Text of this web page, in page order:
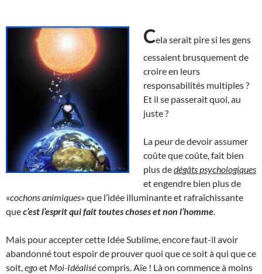
Cela serait pire si les gens
cessaient brusquement de
croire en leurs
responsabilités multiples ?
Et il se passerait quoi, au
juste ?
La peur de devoir assumer
coûte que coûte, fait bien
plus dedégâts psychologiques
et engendre bien plus de
«cochons animiques» que l’idée illuminante et rafraîchissante
quec’est l’esprit qui fait toutes choses et non l’homme
Mais pour accepter cette Idée Sublime, encore faut-il avoir
abandonné tout espoir de prouver quoi que ce soit à qui que ce
soit, egoet Moi-Idéalisécompris. Aïe ! Là on commence à moins